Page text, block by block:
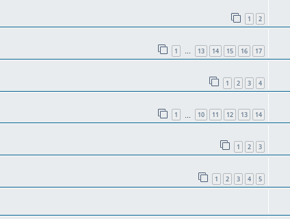
1 2
1 … 13 14 15 16 17
1 2 3 4
1 10 11 12 13 14
1 2 3
1 2 3 4 5